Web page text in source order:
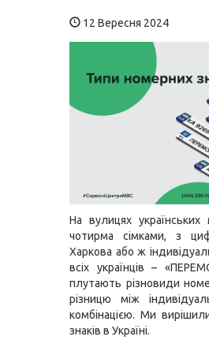
12 Вересня 2024
На вулицях
чотирма сімками, з
Харкова або ж
всіх українців –
плутають різновиди
різницю між
комбінацією. Ми
знаків в Україні.